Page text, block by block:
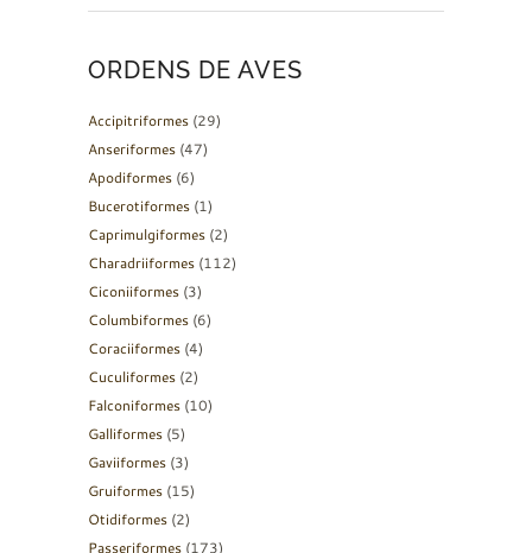
ORDENS DE AVES
Accipitriformes (29)
Anseriformes (47)
Apodiformes (6)
Bucerotiformes (1)
Caprimulgiformes (2)
Charadriiformes (112)
Ciconiiformes (3)
Columbiformes (6)
Coraciiformes (4)
Cuculiformes (2)
Falconiformes (10)
Galliformes (5)
Gaviiformes (3)
Gruiformes (15)
Otidiformes (2)
Passeriformes (173)